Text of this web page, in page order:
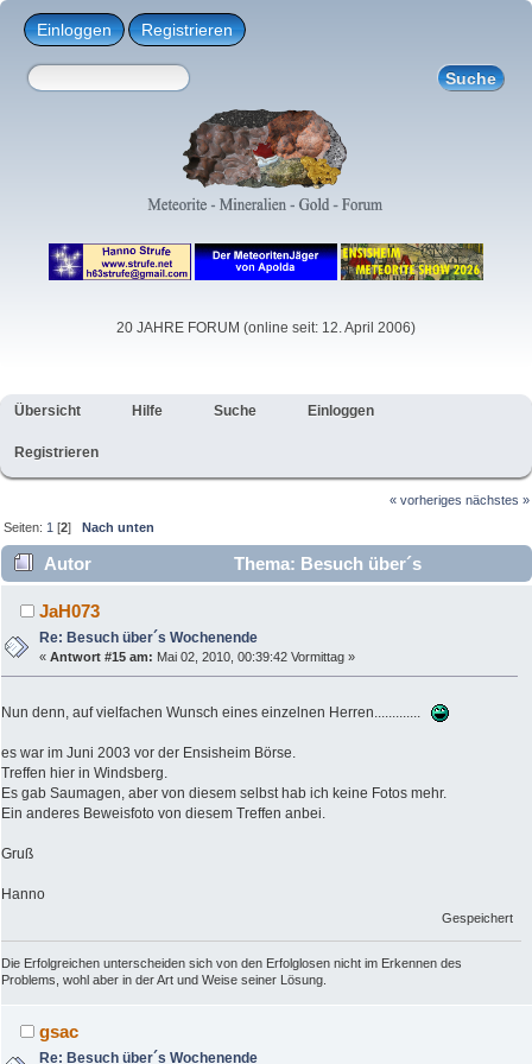
Einloggen Registrieren
20 JAHRE FORUM (online seit: 12. April 2006)
Übersicht Hilfe Suche Einloggen
Registrieren
« vorheriges nächstes »
Seiten: 1 [2]Nach unten
Autor
Thema: Besuch über´s
Wochenende (Gelesen 8277 mal)
JaH073
Re: Besuch über´s Wochenende
«Antwort #15 am: Mai 02, 2010, 00:39:42 Vormittag »
Nun denn, auf vielfachen Wunsch eines einzelnen Herren.............
es war im Juni 2003 vor der Ensisheim Börse.
Treffen hier in Windsberg.
Es gab Saumagen, aber von diesem selbst hab ich keine Fotos mehr.
Ein anderes Beweisfoto von diesem Treffen anbei.
Gruß
Hanno
Gespeichert
Die Erfolgreichen unterscheiden sich von den Erfolglosen nicht im Erkennen des
Problems, wohl aber in der Art und Weise seiner Lösung.
gsac
Re: Besuch über´s Wochenende